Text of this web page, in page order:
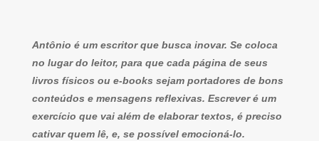
Antônio é um escritor que busca inovar. Se coloca
no lugar do leitor, para que cada página de seus
livros físicos ou e-books sejam portadores de bons
conteúdos e mensagens reflexivas. Escrever é um
exercício que vai além de elaborar textos, é preciso
cativar quem lê, e, se possível emocioná-lo.